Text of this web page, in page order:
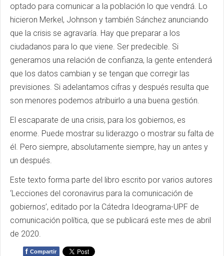
optado para comunicar a la población lo que vendrá. Lo
hicieron Merkel, Johnson y también Sánchez anunciando
que la crisis se agravaría. Hay que preparar a los
ciudadanos para lo que viene. Ser predecible. Si
generamos una relación de confianza, la gente entenderá
que los datos cambian y se tengan que corregir las
previsiones. Si adelantamos cifras y después resulta que
son menores podemos atribuirlo a una buena gestión.
El escaparate de una crisis, para los gobiernos, es
enorme. Puede mostrar su liderazgo o mostrar su falta de
él. Pero siempre, absolutamente siempre, hay un antes y
un después.
Este texto forma parte del libro escrito por varios autores
‘Lecciones del coronavirus para la comunicación de
gobiernos’, editado por la Cátedra Ideograma-UPF de
comunicación política, que se publicará este mes de abril
de 2020.
f Compartir